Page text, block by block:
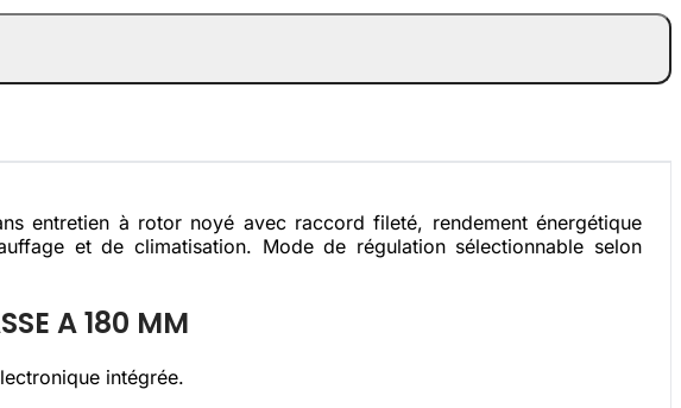
entretien à rotor noyé avec raccord fileté, rendement énergétique
et de climatisation. Mode de régulation sélectionnable selon
A 180 MM
intégrée.